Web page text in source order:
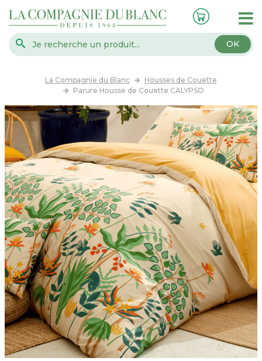
OK
La Compagnie du Blanc
Housses de Couette
Parure Housse de Couette CALYPSO